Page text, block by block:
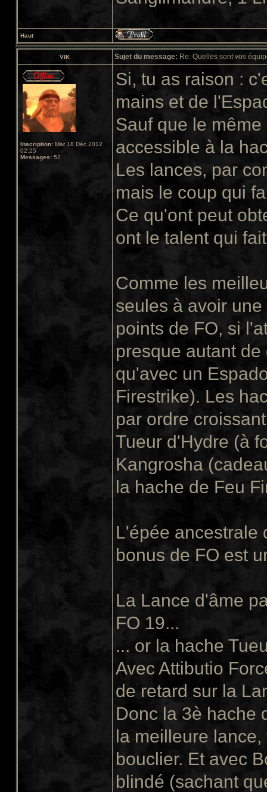
Haut
VIK Sujet du message: Re: Quelles sont vos
Inscription: Mar 18 Déc 2012
02:25
Messages: 52
Si, tu as raison :
mains et de
Sauf que le
accessible à la
Les lances, par
mais le coup qui
Ce qu'ont peut
ont le talent qui
Comme les
seules à avoir
points de FO, si
presque autant
qu'avec un
Firestrike). Les
par ordre
Tueur d'Hydre (à
Kangrosha
la hache de Feu
L'épée ancestrale
bonus de FO est
La Lance d'âme
FO 19...
... or la hache
Avec Attibutio
de retard sur la
Donc la 3è hache
la meilleure
bouclier. Et avec
blindé (sachant